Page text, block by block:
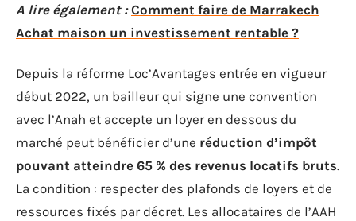
A lire également : Comment faire de Marrakech
Achat maison un investissement rentable ?
Depuis la réforme Loc’Avantages entrée en vigueur
début 2022, un bailleur qui signe une convention
avec l’Anah et accepte un loyer en dessous du
marché peut bénéficier d’une réduction d’impôt
pouvant atteindre 65 % des revenus locatifs bruts.
La condition : respecter des plafonds de loyers et de
ressources fixés par décret. Les allocataires de l’AAH